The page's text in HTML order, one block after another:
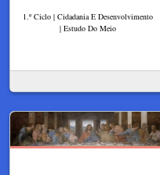
1.º Ciclo | Cidadania E Desenvolvimento
| Estudo Do Meio